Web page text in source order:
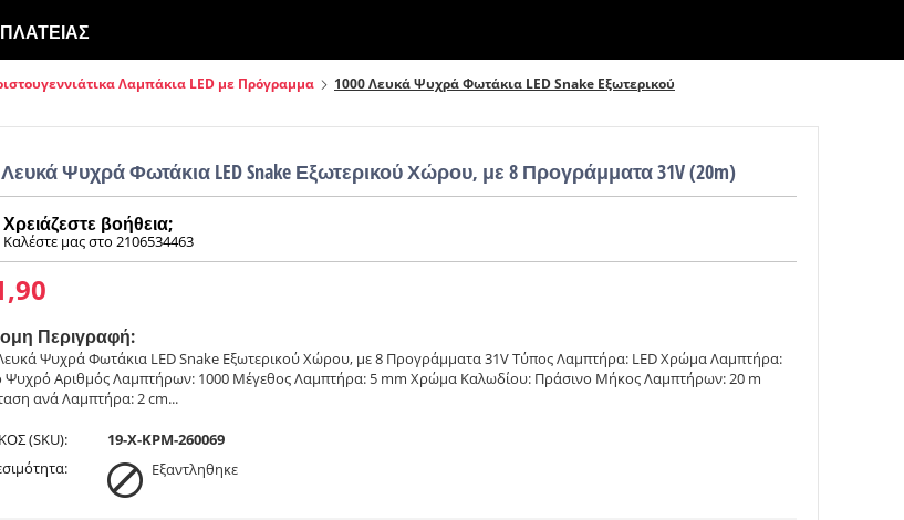
Λαμπάκια LED με Πρόγραμμα
1000 Λευκά Ψυχρά Φωτάκια LED Snake Εξωτερικού
Λευκά Ψυχρά Φωτάκια LED Snake Εξωτερικού Χώρου, με 8 Προγράμματα 31V (20m)
Χρειάζεστε βοήθεια;
Καλέστε μας στο 2106534463
Περιγραφή:
Ψυχρά Φωτάκια LED Snake Εξωτερικού Χώρου, με 8 Προγράμματα 31V Τύπος Λαμπτήρα: LED Χρώμα Λαμπτήρα:
Ψυχρό Αριθμός Λαμπτήρων: 1000 Μέγεθος Λαμπτήρα: 5 mm Χρώμα Καλωδίου: Πράσινο Μήκος Λαμπτήρων: 20 m
ανά Λαμπτήρα: 2 cm...
(SKU):
19-X-KPM-260069
Εξαντληθηκε